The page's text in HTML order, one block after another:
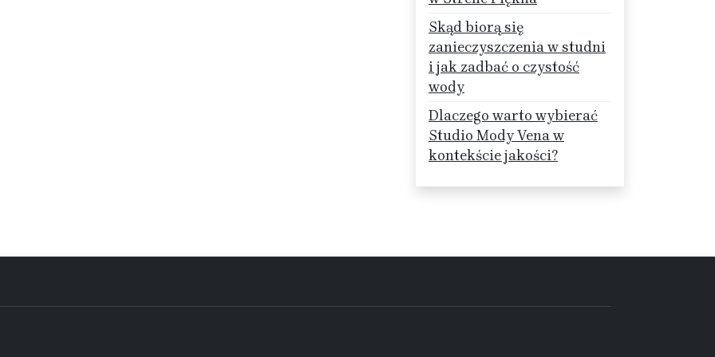
Skąd biorą się
zanieczyszczenia w studni
i jak zadbać o czystość
wody
Dlaczego warto wybierać
Studio Mody Vena w
kontekście jakości?